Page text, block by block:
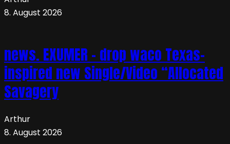
8. August 2026
news. EXUMER – drop waco Texas-
inspired new Single/Video “Allocated
Savagery
Arthur
8. August 2026